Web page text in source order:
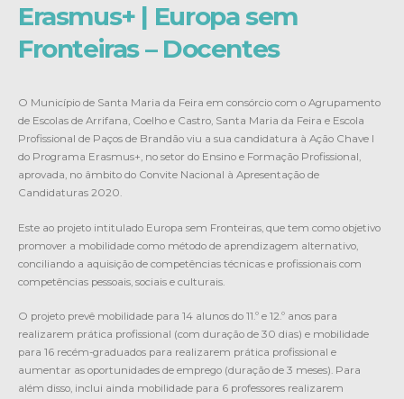
Erasmus+ | Europa sem
Fronteiras – Docentes
O Município de Santa Maria da Feira em consórcio com o Agrupamento
de Escolas de Arrifana, Coelho e Castro, Santa Maria da Feira e Escola
Profissional de Paços de Brandão viu a sua candidatura à Ação Chave I
do Programa Erasmus+, no setor do Ensino e Formação Profissional,
aprovada, no âmbito do Convite Nacional à Apresentação de
Candidaturas 2020.
Este ao projeto intitulado Europa sem Fronteiras, que tem como objetivo
promover a mobilidade como método de aprendizagem alternativo,
conciliando a aquisição de competências técnicas e profissionais com
competências pessoais, sociais e culturais.
O projeto prevê mobilidade para 14 alunos do 11.º e 12.º anos para
realizarem prática profissional (com duração de 30 dias) e mobilidade
para 16 recém-graduados para realizarem prática profissional e
aumentar as oportunidades de emprego (duração de 3 meses). Para
além disso, inclui ainda mobilidade para 6 professores realizarem